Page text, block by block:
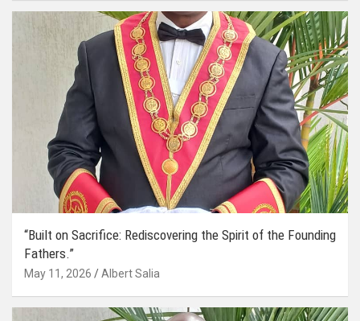
“Built on Sacrifice: Rediscovering the Spirit of the Founding
Fathers.”
May 11, 2026 Albert Salia